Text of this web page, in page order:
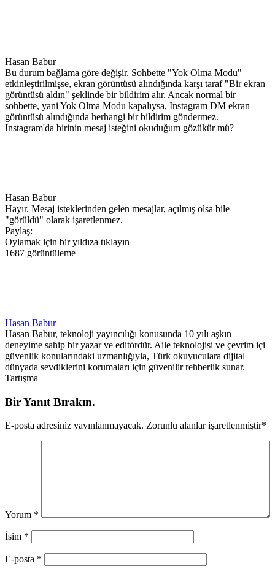
Hasan Babur
Bu durum bağlama göre değişir. Sohbette "Yok Olma Modu"
etkinleştirilmişse, ekran görüntüsü alındığında karşı taraf "Bir ekran
görüntüsü aldın" şeklinde bir bildirim alır. Ancak normal bir
sohbette, yani Yok Olma Modu kapalıysa, Instagram DM ekran
görüntüsü alındığında herhangi bir bildirim göndermez.
Instagram'da birinin mesaj isteğini okuduğum gözükür mü?
Hasan Babur
Hayır. Mesaj isteklerinden gelen mesajlar, açılmış olsa bile
"görüldü" olarak işaretlenmez.
Paylaş:
Oylamak için bir yıldıza tıklayın
1687 görüntüleme
Hasan Babur
Hasan Babur, teknoloji yayıncılığı konusunda 10 yılı aşkın
deneyime sahip bir yazar ve editördür. Aile teknolojisi ve çevrim içi
güvenlik konularındaki uzmanlığıyla, Türk okuyuculara dijital
dünyada sevdiklerini korumaları için güvenilir rehberlik sunar.
Tartışma
Bir Yanıt Bırakın.
E-posta adresiniz yayınlanmayacak. Zorunlu alanlar işaretlenmiştir*
Yorum *
İsim *
E-posta *